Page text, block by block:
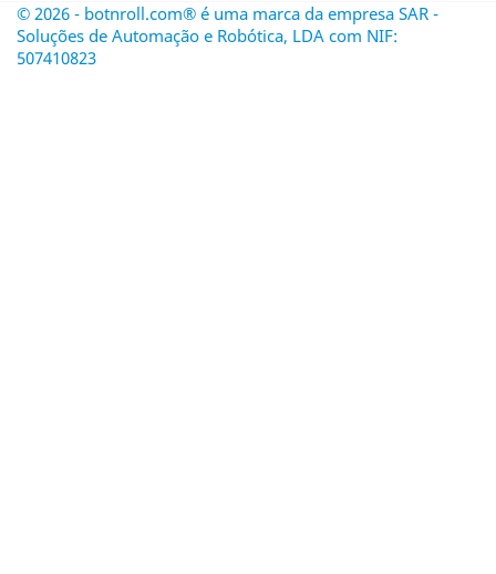
© 2026 - botnroll.com® é uma marca da empresa SAR -
Soluções de Automação e Robótica, LDA com NIF:
507410823